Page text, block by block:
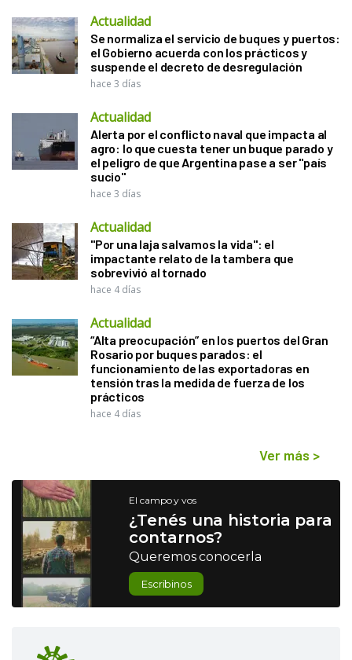
Actualidad
Se normaliza el servicio de buques y puertos:
el Gobierno acuerda con los prácticos y
suspende el decreto de desregulación
hace 3 días
Actualidad
Alerta por el conflicto naval que impacta al
agro: lo que cuesta tener un buque parado y
el peligro de que Argentina pase a ser "país
sucio"
hace 3 días
Actualidad
"Por una laja salvamos la vida": el
impactante relato de la tambera que
sobrevivió al tornado
hace 4 días
Actualidad
“Alta preocupación” en los puertos del Gran
Rosario por buques parados: el
funcionamiento de las exportadoras en
tensión tras la medida de fuerza de los
prácticos
hace 4 días
Ver más >
El campo y vos
¿Tenés una historia para
contarnos?
Queremos conocerla
Escribinos